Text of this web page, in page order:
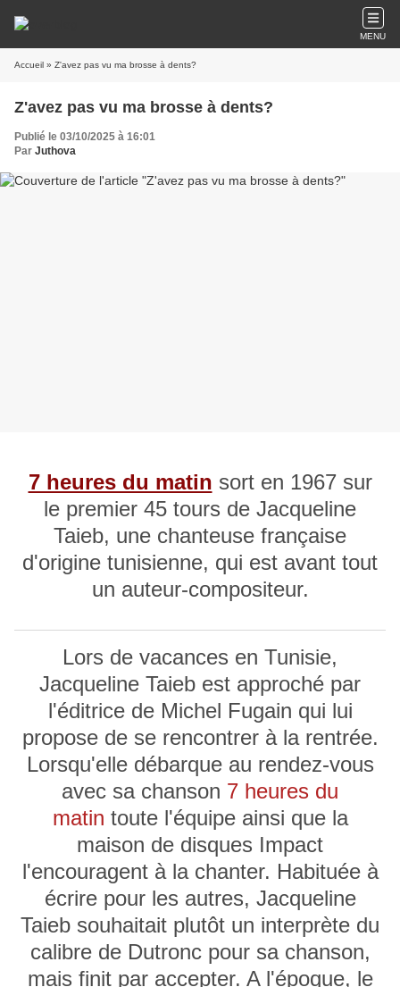
MENU
Accueil » Z'avez pas vu ma brosse à dents?
Z'avez pas vu ma brosse à dents?
Publié le 03/10/2025 à 16:01
Par Juthova
7 heures du matin sort en 1967 sur
le premier 45 tours de Jacqueline
Taieb, une chanteuse française
d'origine tunisienne, qui est avant tout
un auteur-compositeur.
Lors de vacances en Tunisie,
Jacqueline Taieb est approché par
l'éditrice de Michel Fugain qui lui
propose de se rencontrer à la rentrée.
Lorsqu'elle débarque au rendez-vous
avec sa chanson 7 heures du
matin toute l'équipe ainsi que la
maison de disques Impact
l'encouragent à la chanter. Habituée à
écrire pour les autres, Jacqueline
Taieb souhaitait plutôt un interprète du
calibre de Dutronc pour sa chanson,
mais finit par accepter. A l'époque, le